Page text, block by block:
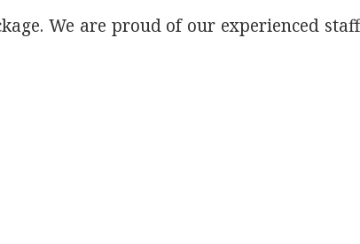
We are proud of our experienced staff